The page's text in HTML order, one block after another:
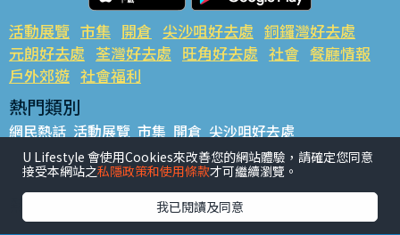
活動展覽 市集 開倉 尖沙咀好去處 銅鑼灣好去處
元朗好去處 荃灣好去處 旺角好去處 社會 餐廳情報
戶外郊遊 社會福利
熱門類別
網民熱話 活動展覽 市集 開倉 尖沙咀好去處
銅鑼灣好去處 元朗好去處 荃灣好去處 旺角好去處 社會
餐廳情報 戶外郊遊
熱門標籤
#UGO搵好去處 #人氣活動推介 #美食社群熱話
U Lifestyle 會使用Cookies來改善您的網站體驗，請確定您同意
接受本網站之私隱政策和使用條款才可繼續瀏覽。
我已閱讀及同意